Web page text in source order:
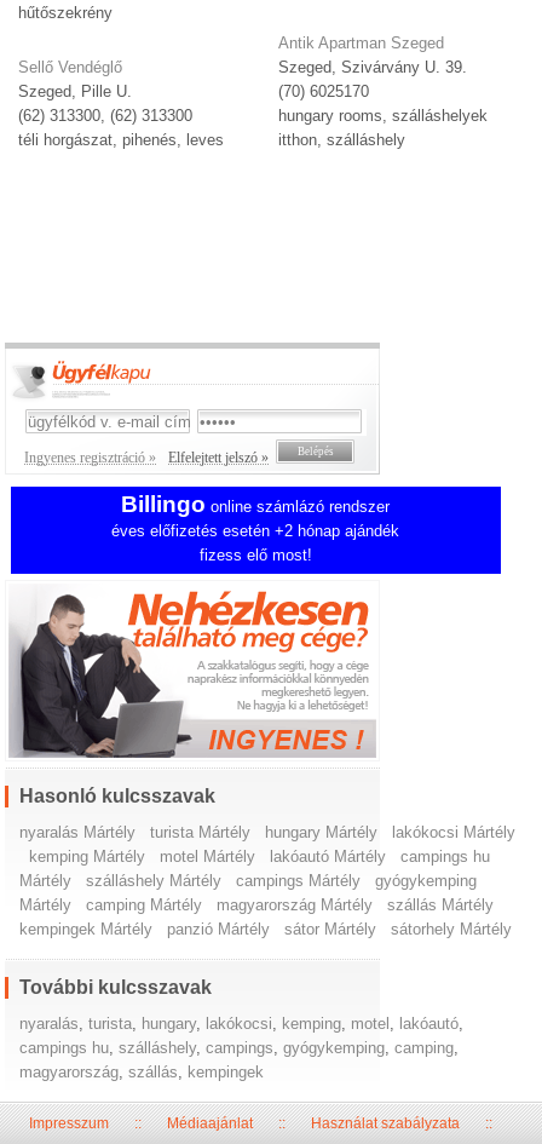
hűtőszekrény
Sellő Vendéglő
Szeged, Pille U.
(62) 313300, (62) 313300
téli horgászat, pihenés, leves
Antik Apartman Szeged
Szeged, Szivárvány U. 39.
(70) 6025170
hungary rooms, szálláshelyek
itthon, szálláshely
Ingyenes regisztráció » Elfelejtett jelszó »
Billingo online számlázó rendszer
éves előfizetés esetén +2 hónap ajándék
fizess elő most!
Hasonló kulcsszavak
nyaralás Mártély turista Mártély hungary Mártély
lakókocsi Mártély
kemping Mártély
motel Mártély lakóautó Mártély
campings hu
Mártély
szálláshely Mártély campings Mártély
gyógykemping
Mártély
camping Mártély magyarország Mártély
szállás Mártély
kempingek Mártély
panzió Mártély sátor Mártély sátorhely Mártély
További kulcsszavak
nyaralás ,turista hungary, lakókocsi kemping motel lakóautó
campings hu ,szálláshely,campings ,gyógykemping ,camping
magyarország ,szállás kempingek
Impresszum::Médiaajánlat::Használat szabályzata::